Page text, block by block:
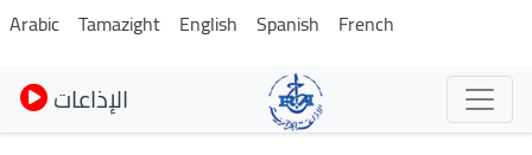
Skip
to
main
content
Arabic Tamazight English Spanish French
الإذاعات